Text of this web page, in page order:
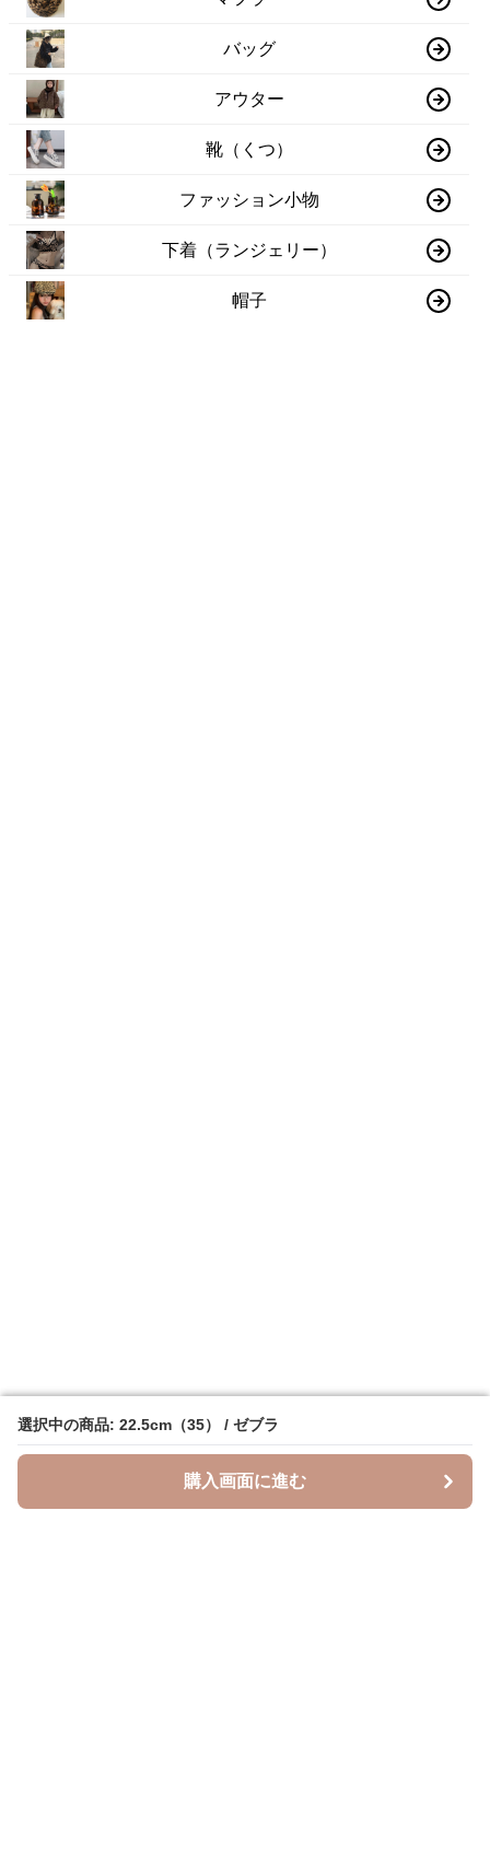
選択中の商品: 22.5cm（35） / ゼブラ
購入画面に進む
選択中の商品: 22.5cm（35） / ゼブラ
購入画面に進む
バッグ
アウター
靴（くつ）
ファッション小物
下着（ランジェリー）
帽子